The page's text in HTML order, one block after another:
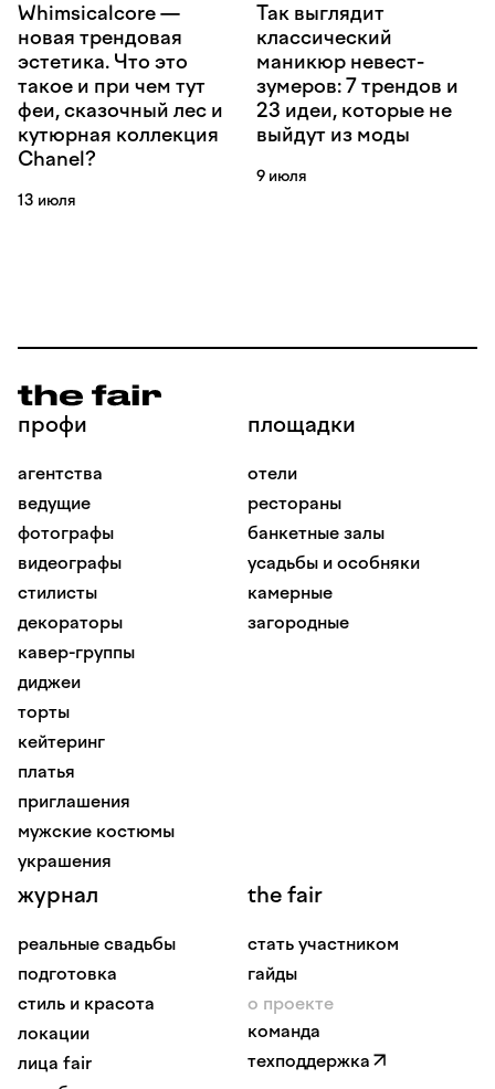
Whimsicalcore —
новая трендовая
эстетика. Что это
такое и при чем тут
феи, сказочный лес и
кутюрная коллекция
Chanel?
13 июля
Так выглядит
классический
маникюр невест-
зумеров: 7 трендов и
23 идеи, которые не
выйдут из моды
9 июля
профи
агентства
ведущие
фотографы
видеографы
стилисты
декораторы
кавер-группы
диджеи
торты
кейтеринг
платья
приглашения
мужские костюмы
украшения
площадки
отели
рестораны
банкетные залы
усадьбы и особняки
камерные
загородные
журнал
реальные свадьбы
подготовка
стиль и красота
локации
лица fair
the fair
стать участником
гайды
о проекте
команда
техподдержка